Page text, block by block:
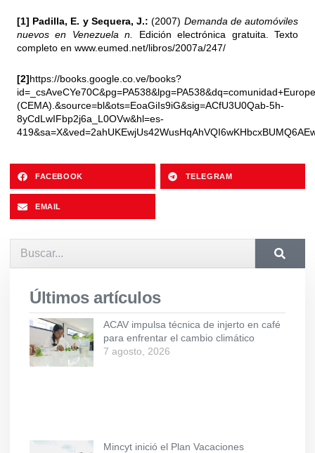
[1] Padilla, E. y Sequera, J.:(2007) Demanda de automóviles
nuevos en Venezuela n. Edición electrónica gratuita. Texto
completo en www.eumed.net/libros/2007a/247/
[2]https://books.google.co.ve/books?
(CEMA).&source=bl&ots=EoaGiIs9iG&sig=ACfU3U0Qab-5h-
8yCdLwIFbp2j6a_L0OVw&hl=es-
FACEBOOK TELEGRAM
EMAIL
Últimos artículos
ACAV impulsa técnica de injerto en café
para enfrentar el cambio climático
7 agosto, 2026
Mincyt inició el Plan Vacaciones